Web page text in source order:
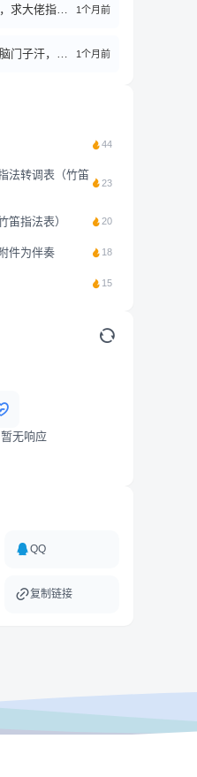
学花舌音学到崩溃，求大佬指点！ 1个月前
练竹笛叠音练到一脑门子汗，突然懂了什么叫＂气要稳，舌要活＂ 1个月前
44
法转调表（竹笛
23
笛指法表） 20
件为伴奏 18
15
无响应
QQ
复制链接